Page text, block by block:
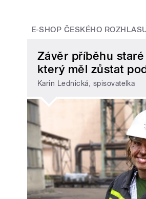
E-SHOP ČESKÉHO
Závěr příběhu
který měl zůstat
Karin Lednická, spisovatelka